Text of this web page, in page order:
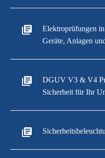
Elektroprüfungen
Geräte, Anlagen
DGUV V3 & V4
Sicherheit für Ihr